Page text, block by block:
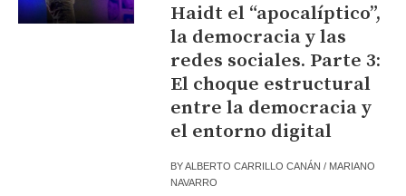
Haidt el “apocalíptico”,
la democracia y las
redes sociales. Parte 3:
El choque estructural
entre la democracia y
el entorno digital
BYALBERTO CARRILLO CANÁN / MARIANO
NAVARRO